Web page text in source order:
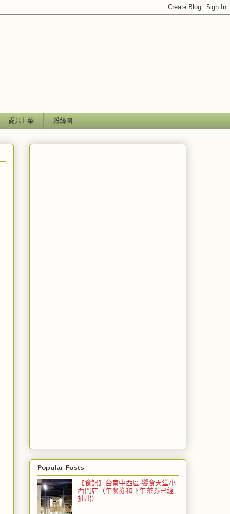
愛米上菜 粉絲團
Popular Posts
【食記】台南中西區‧饗食天堂小
西門店（午餐券和下午茶券已經
抽出）